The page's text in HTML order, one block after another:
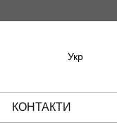
Укр
КОНТАКТИ